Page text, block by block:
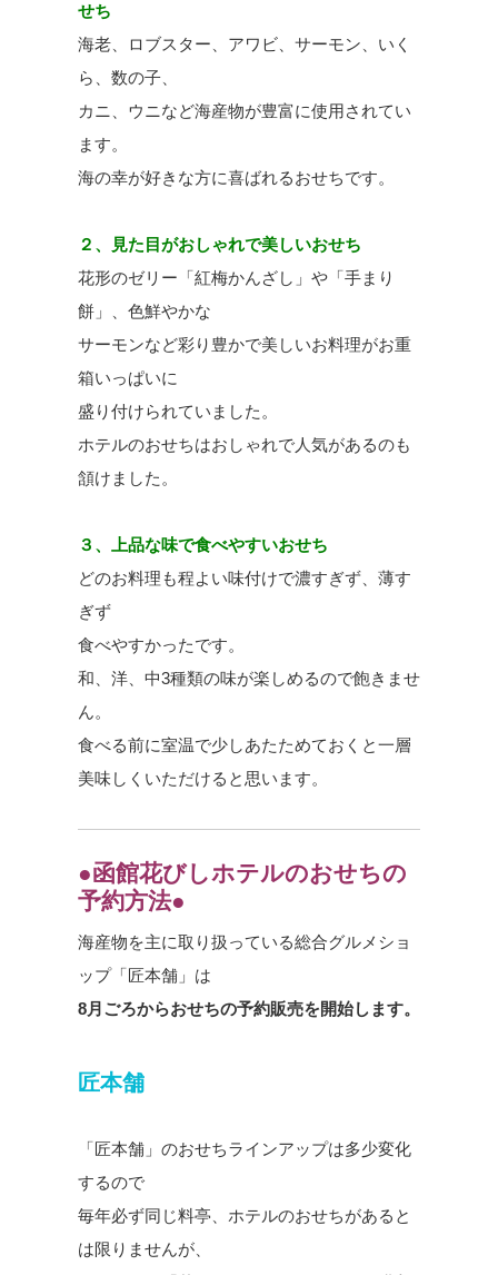
せち
海老、ロブスター、アワビ、サーモン、いく
ら、数の子、
カニ、ウニなど海産物が豊富に使用されてい
ます。
海の幸が好きな方に喜ばれるおせちです。
２、見た目がおしゃれで美しいおせち
花形のゼリー「紅梅かんざし」や「手まり
餅」、色鮮やかな
サーモンなど彩り豊かで美しいお料理がお重
箱いっぱいに
盛り付けられていました。
ホテルのおせちはおしゃれで人気があるのも
頷けました。
３、上品な味で食べやすいおせち
どのお料理も程よい味付けで濃すぎず、薄す
ぎず
食べやすかったです。
和、洋、中3種類の味が楽しめるので飽きませ
ん。
食べる前に室温で少しあたためておくと一層
美味しくいただけると思います。
●函館花びしホテルのおせちの
予約方法●
海産物を主に取り扱っている総合グルメショ
ップ「匠本舗」は
8月ごろからおせちの予約販売を開始します。
匠本舗
「匠本舗」のおせちラインアップは多少変化
するので
毎年必ず同じ料亭、ホテルのおせちがあると
は限りませんが、